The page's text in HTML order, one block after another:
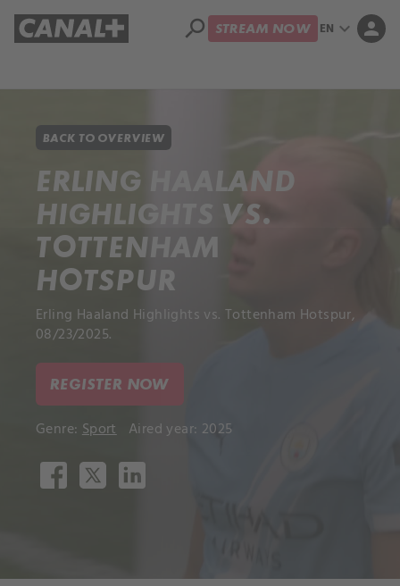
search STREAM NOW EN expand_more person
BACK TO OVERVIEW
ERLING HAALAND
HIGHLIGHTS VS.
TOTTENHAM
HOTSPUR
Erling Haaland Highlights vs. Tottenham Hotspur,
08/23/2025.
REGISTER NOW
Genre: Sport Aired year: 2025